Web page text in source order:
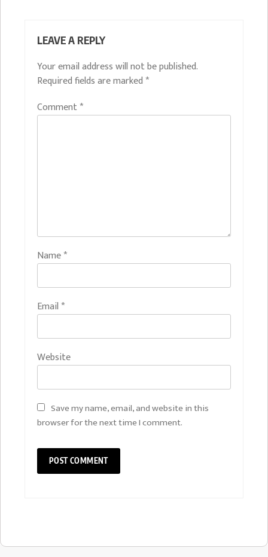
LEAVE A REPLY
Your email address will not be published.
Required fields are marked *
Comment*
Name*
Email *
Website
Save my name, email, and website in this
browser for the next time I comment.